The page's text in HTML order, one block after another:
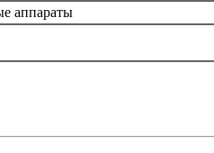
аппараты